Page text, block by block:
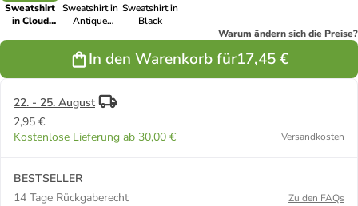
Sweatshirt
in Cloud
Sweatshirt in
Antique
Sweatshirt in
Black
Warum ändern sich die Preise?
In den Warenkorb für17,45 €
22. - 25. August
2,95 €
Kostenlose Lieferung ab 30,00 €
Versandkosten
BESTSELLER
14 Tage Rückgaberecht
Zu den FAQs